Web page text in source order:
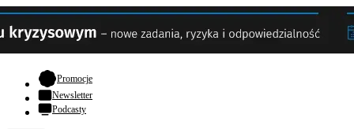
Promocje- otwiera się w nowej karcie
Newsletter
Podcasty